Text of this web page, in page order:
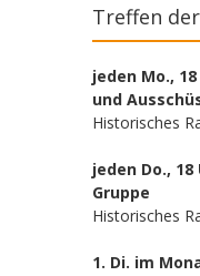
Treffen der
jeden Mo.,
und
Historisches
jeden Do.,
Gruppe
Historisches
1. Di. im